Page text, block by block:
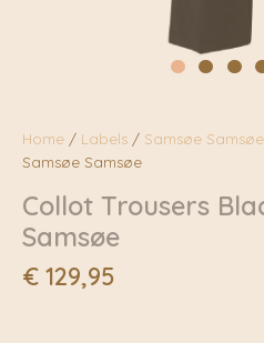
Home / Labels / Samsøe Samsøe
Samsøe Samsøe
Collot Trousers
Samsøe
€ 129,95